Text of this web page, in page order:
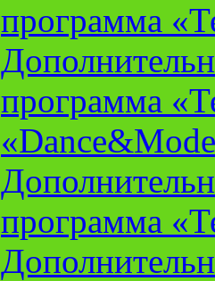
программа
программа
программа